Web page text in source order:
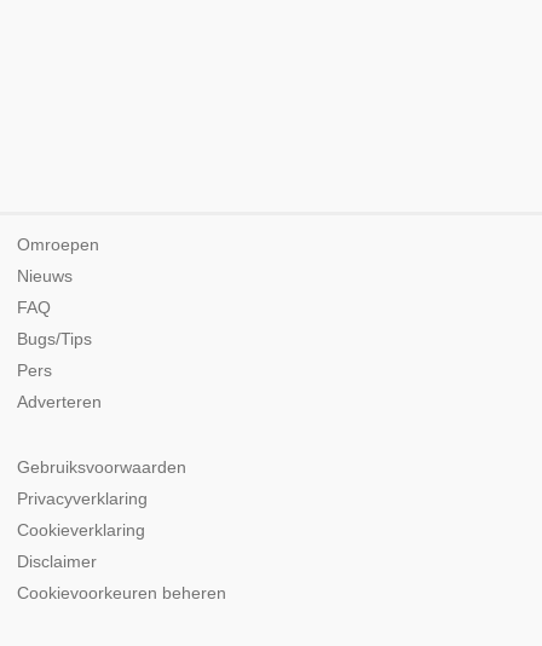
Omroepen
Nieuws
FAQ
Bugs/Tips
Pers
Adverteren
Gebruiksvoorwaarden
Privacyverklaring
Cookieverklaring
Disclaimer
Cookievoorkeuren beheren